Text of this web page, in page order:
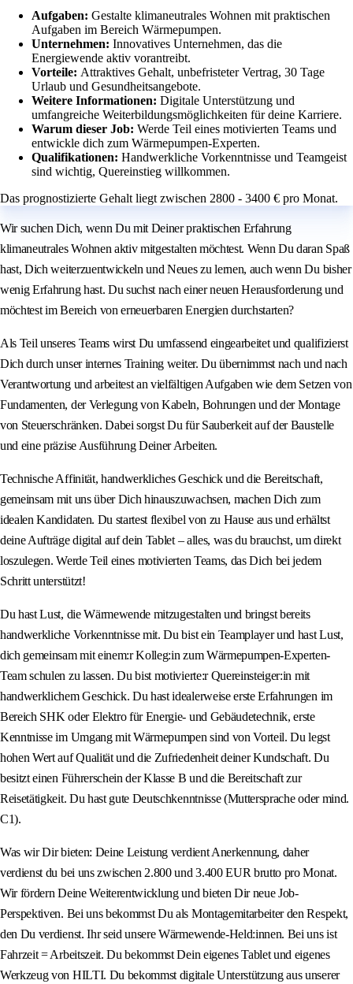
Aufgaben: Gestalte klimaneutrales Wohnen mit praktischen
Aufgaben im Bereich Wärmepumpen.
Unternehmen: Innovatives Unternehmen, das die
Energiewende aktiv vorantreibt.
Vorteile: Attraktives Gehalt, unbefristeter Vertrag, 30 Tage
Urlaub und Gesundheitsangebote.
Weitere Informationen: Digitale Unterstützung und
umfangreiche Weiterbildungsmöglichkeiten für deine Karriere.
Warum dieser Job: Werde Teil eines motivierten Teams und
entwickle dich zum Wärmepumpen-Experten.
Qualifikationen: Handwerkliche Vorkenntnisse und Teamgeist
sind wichtig, Quereinstieg willkommen.
Das prognostizierte Gehalt liegt zwischen 2800 - 3400 € pro Monat.
Wir suchen Dich, wenn Du mit Deiner praktischen Erfahrung
klimaneutrales Wohnen aktiv mitgestalten möchtest. Wenn Du daran Spaß
hast, Dich weiterzuentwickeln und Neues zu lernen, auch wenn Du bisher
wenig Erfahrung hast. Du suchst nach einer neuen Herausforderung und
möchtest im Bereich von erneuerbaren Energien durchstarten?
Als Teil unseres Teams wirst Du umfassend eingearbeitet und qualifizierst
Dich durch unser internes Training weiter. Du übernimmst nach und nach
Verantwortung und arbeitest an vielfältigen Aufgaben wie dem Setzen von
Fundamenten, der Verlegung von Kabeln, Bohrungen und der Montage
von Steuerschränken. Dabei sorgst Du für Sauberkeit auf der Baustelle
und eine präzise Ausführung Deiner Arbeiten.
Technische Affinität, handwerkliches Geschick und die Bereitschaft,
gemeinsam mit uns über Dich hinauszuwachsen, machen Dich zum
idealen Kandidaten. Du startest flexibel von zu Hause aus und erhältst
deine Aufträge digital auf dein Tablet – alles, was du brauchst, um direkt
loszulegen. Werde Teil eines motivierten Teams, das Dich bei jedem
Schritt unterstützt!
Du hast Lust, die Wärmewende mitzugestalten und bringst bereits
handwerkliche Vorkenntnisse mit. Du bist ein Teamplayer und hast Lust,
dich gemeinsam mit einem:r Kolleg:in zum Wärmepumpen-Experten-
Team schulen zu lassen. Du bist motivierte:r Quereinsteiger:in mit
handwerklichem Geschick. Du hast idealerweise erste Erfahrungen im
Bereich SHK oder Elektro für Energie- und Gebäudetechnik, erste
Kenntnisse im Umgang mit Wärmepumpen sind von Vorteil. Du legst
hohen Wert auf Qualität und die Zufriedenheit deiner Kundschaft. Du
besitzt einen Führerschein der Klasse B und die Bereitschaft zur
Reisetätigkeit. Du hast gute Deutschkenntnisse (Muttersprache oder mind.
C1).
Was wir Dir bieten: Deine Leistung verdient Anerkennung, daher
verdienst du bei uns zwischen 2.800 und 3.400 EUR brutto pro Monat.
Wir fördern Deine Weiterentwicklung und bieten Dir neue Job-
Perspektiven. Bei uns bekommst Du als Montagemitarbeiter den Respekt,
den Du verdienst. Ihr seid unsere Wärmewende-Held:innen. Bei uns ist
Fahrzeit = Arbeitszeit. Du bekommst Dein eigenes Tablet und eigenes
Werkzeug von HILTI. Du bekommst digitale Unterstützung aus unserer